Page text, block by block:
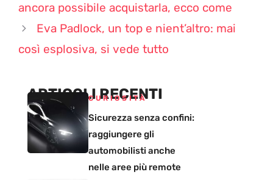
ancora possibile acquistarla, ecco come
Eva Padlock, un top e nient’altro: mai
così esplosiva, si vede tutto
ARTICOLI RECENTI
CURIOSITÀ
Sicurezza senza confini:
raggiungere gli
automobilisti anche
nelle aree più remote